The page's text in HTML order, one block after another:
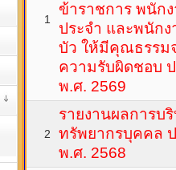
1
ข้าราชการ พนัก
ประจำ และพนัก
บัว ให้มีคุณธรรม
ความรับผิดชอบ
พ.ศ. 2569
2
รายงานผลการบ
ทรัพยากรบุคคล
พ.ศ. 2568